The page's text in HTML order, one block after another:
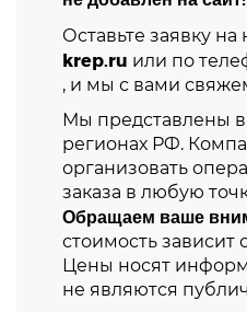
Оставьте заявку
krep.ru или по
, и мы с вами
Мы представлены в
регионах РФ.
организовать
заказа в любую
Обращаем ваше
стоимость зависит
Цены носят
не являются